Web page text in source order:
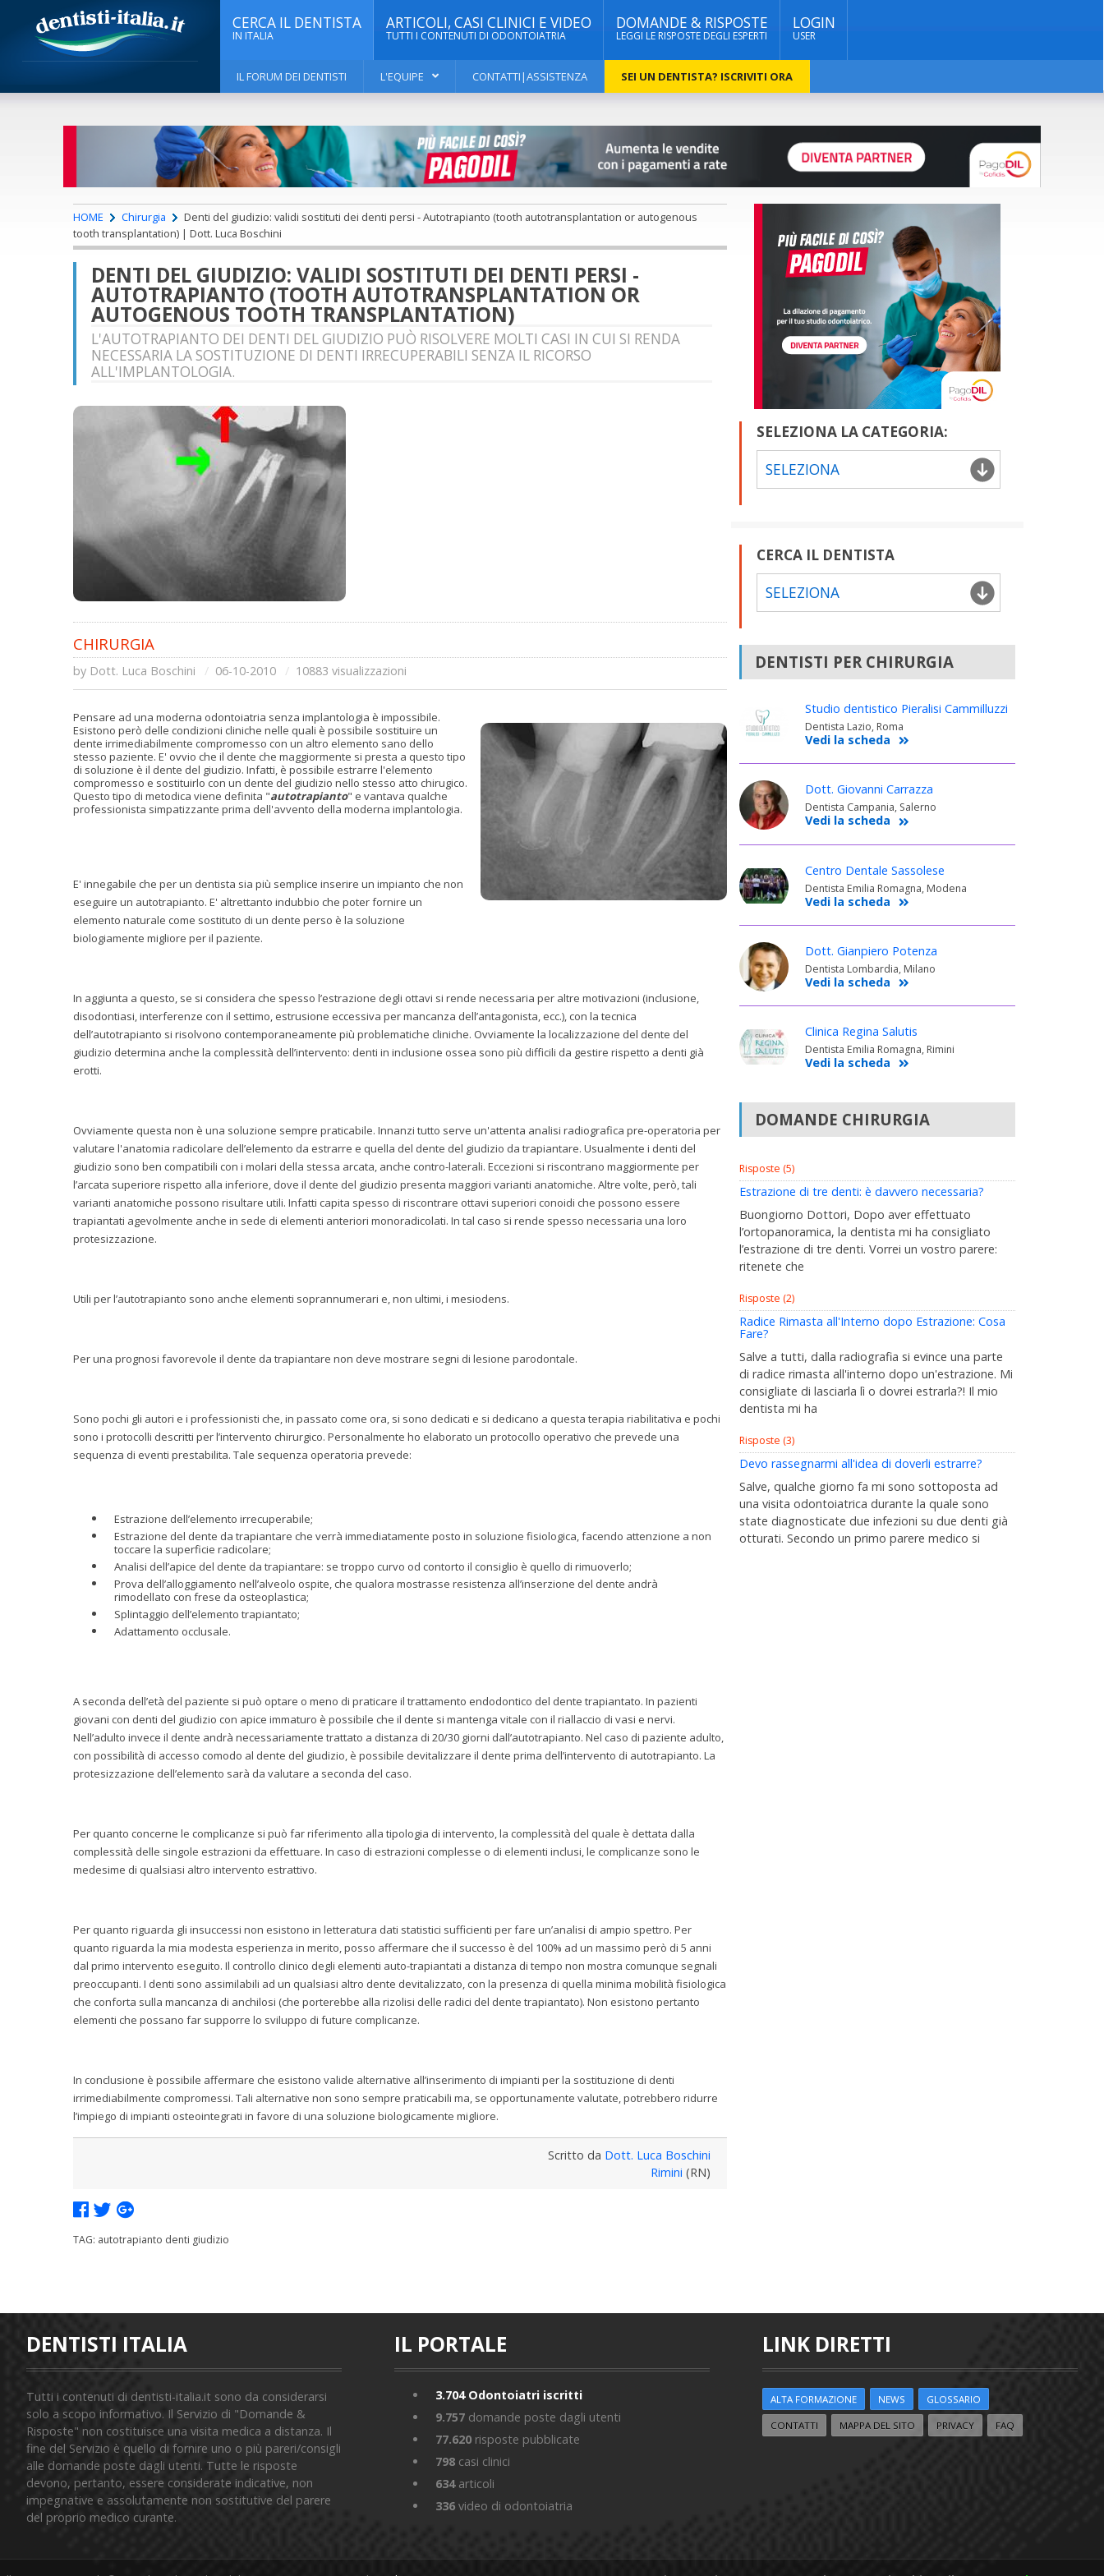
CERCA IL DENTISTA
IN ITALIA
ARTICOLI, CASI CLINICI E VIDEO
TUTTI I CONTENUTI DI ODONTOIATRIA
DOMANDE & RISPOSTE
LEGGI LE RISPOSTE DEGLI ESPERTI
LOGIN
USER
IL FORUM DEI DENTISTI L'EQUIPE CONTATTI|ASSISTENZA SEI UN DENTISTA? ISCRIVITI ORA
HOME Chirurgia
Denti del giudizio: validi sostituti dei denti persi - Autotrapianto (tooth autotransplantation or autogenous
tooth transplantation) | Dott. Luca Boschini
DENTI DEL GIUDIZIO: VALIDI SOSTITUTI DEI DENTI PERSI -
AUTOTRAPIANTO (TOOTH AUTOTRANSPLANTATION OR
AUTOGENOUS TOOTH TRANSPLANTATION)
L'AUTOTRAPIANTO DEI DENTI DEL GIUDIZIO PUÒ RISOLVERE MOLTI CASI IN CUI SI RENDA
NECESSARIA LA SOSTITUZIONE DI DENTI IRRECUPERABILI SENZA IL RICORSO
ALL'IMPLANTOLOGIA.
CHIRURGIA
by Dott. Luca Boschini 06-10-2010 10883 visualizzazioni
Pensare ad una moderna odontoiatria senza implantologia è impossibile.
Esistono però delle condizioni cliniche nelle quali è possibile sostituire un
dente irrimediabilmente compromesso con un altro elemento sano dello
stesso paziente. E' ovvio che il dente che maggiormente si presta a questo tipo
di soluzione è il dente del giudizio. Infatti, è possibile estrarre l'elemento
compromesso e sostituirlo con un dente del giudizio nello stesso atto chirugico.
Questo tipo di metodica viene definita "autotrapianto" e vantava qualche
professionista simpatizzante prima dell'avvento della moderna implantologia.
E' innegabile che per un dentista sia più semplice inserire un impianto che non
eseguire un autotrapianto. E' altrettanto indubbio che poter fornire un
elemento naturale come sostituto di un dente perso è la soluzione
biologiamente migliore per il paziente.
In aggiunta a questo, se si considera che spesso l’estrazione degli ottavi si rende necessaria per altre motivazioni (inclusione,
disodontiasi, interferenze con il settimo, estrusione eccessiva per mancanza dell’antagonista, ecc.), con la tecnica
dell’autotrapianto si risolvono contemporaneamente più problematiche cliniche. Ovviamente la localizzazione del dente del
giudizio determina anche la complessità dell’intervento: denti in inclusione ossea sono più difficili da gestire rispetto a denti già
erotti.
Ovviamente questa non è una soluzione sempre praticabile. Innanzi tutto serve un'attenta analisi radiografica pre-operatoria per
valutare l'anatomia radicolare dell’elemento da estrarre e quella del dente del giudizio da trapiantare. Usualmente i denti del
giudizio sono ben compatibili con i molari della stessa arcata, anche contro-laterali. Eccezioni si riscontrano maggiormente per
l’arcata superiore rispetto alla inferiore, dove il dente del giudizio presenta maggiori varianti anatomiche. Altre volte, però, tali
varianti anatomiche possono risultare utili. Infatti capita spesso di riscontrare ottavi superiori conoidi che possono essere
trapiantati agevolmente anche in sede di elementi anteriori monoradicolati. In tal caso si rende spesso necessaria una loro
protesizzazione.
Utili per l’autotrapianto sono anche elementi soprannumerari e, non ultimi, i mesiodens.
Per una prognosi favorevole il dente da trapiantare non deve mostrare segni di lesione parodontale.
Sono pochi gli autori e i professionisti che, in passato come ora, si sono dedicati e si dedicano a questa terapia riabilitativa e pochi
sono i protocolli descritti per l’intervento chirurgico. Personalmente ho elaborato un protocollo operativo che prevede una
sequenza di eventi prestabilita. Tale sequenza operatoria prevede:
Estrazione dell’elemento irrecuperabile;
Estrazione del dente da trapiantare che verrà immediatamente posto in soluzione fisiologica, facendo attenzione a non
toccare la superficie radicolare;
Analisi dell’apice del dente da trapiantare: se troppo curvo od contorto il consiglio è quello di rimuoverlo;
Prova dell’alloggiamento nell’alveolo ospite, che qualora mostrasse resistenza all’inserzione del dente andrà
rimodellato con frese da osteoplastica;
Splintaggio dell’elemento trapiantato;
Adattamento occlusale.
A seconda dell’età del paziente si può optare o meno di praticare il trattamento endodontico del dente trapiantato. In pazienti
giovani con denti del giudizio con apice immaturo è possibile che il dente si mantenga vitale con il riallaccio di vasi e nervi.
Nell’adulto invece il dente andrà necessariamente trattato a distanza di 20/30 giorni dall’autotrapianto. Nel caso di paziente adulto,
con possibilità di accesso comodo al dente del giudizio, è possibile devitalizzare il dente prima dell’intervento di autotrapianto. La
protesizzazione dell’elemento sarà da valutare a seconda del caso.
Per quanto concerne le complicanze si può far riferimento alla tipologia di intervento, la complessità del quale è dettata dalla
complessità delle singole estrazioni da effettuare. In caso di estrazioni complesse o di elementi inclusi, le complicanze sono le
medesime di qualsiasi altro intervento estrattivo.
Per quanto riguarda gli insuccessi non esistono in letteratura dati statistici sufficienti per fare un’analisi di ampio spettro. Per
quanto riguarda la mia modesta esperienza in merito, posso affermare che il successo è del 100% ad un massimo però di 5 anni
dal primo intervento eseguito. Il controllo clinico degli elementi auto-trapiantati a distanza di tempo non mostra comunque segnali
preoccupanti. I denti sono assimilabili ad un qualsiasi altro dente devitalizzato, con la presenza di quella minima mobilità fisiologica
che conforta sulla mancanza di anchilosi (che porterebbe alla rizolisi delle radici del dente trapiantato). Non esistono pertanto
elementi che possano far supporre lo sviluppo di future complicanze.
In conclusione è possibile affermare che esistono valide alternative all’inserimento di impianti per la sostituzione di denti
irrimediabilmente compromessi. Tali alternative non sono sempre praticabili ma, se opportunamente valutate, potrebbero ridurre
l’impiego di impianti osteointegrati in favore di una soluzione biologicamente migliore.
Scritto da Dott. Luca Boschini
Rimini (RN)
TAG: autotrapianto denti giudizio
SELEZIONA LA CATEGORIA:
SELEZIONA
CERCA IL DENTISTA
SELEZIONA
DENTISTI PER CHIRURGIA
Studio dentistico Pieralisi Cammilluzzi
Dentista Lazio, Roma
Vedi la scheda
Dott. Giovanni Carrazza
Dentista Campania, Salerno
Vedi la scheda
Centro Dentale Sassolese
Dentista Emilia Romagna, Modena
Vedi la scheda
Dott. Gianpiero Potenza
Dentista Lombardia, Milano
Vedi la scheda
Clinica Regina Salutis
Dentista Emilia Romagna, Rimini
Vedi la scheda
DOMANDE CHIRURGIA
Risposte (5)
Estrazione di tre denti: è davvero necessaria?
Buongiorno Dottori, Dopo aver effettuato
l’ortopanoramica, la dentista mi ha consigliato
l’estrazione di tre denti. Vorrei un vostro parere:
ritenete che
Risposte (2)
Radice Rimasta all'Interno dopo Estrazione: Cosa
Fare?
Salve a tutti, dalla radiografia si evince una parte
di radice rimasta all'interno dopo un'estrazione. Mi
consigliate di lasciarla lì o dovrei estrarla?! Il mio
dentista mi ha
Risposte (3)
Devo rassegnarmi all'idea di doverli estrarre?
Salve, qualche giorno fa mi sono sottoposta ad
una visita odontoiatrica durante la quale sono
state diagnosticate due infezioni su due denti già
otturati. Secondo un primo parere medico si
DENTISTI ITALIA
Tutti i contenuti di dentisti-italia.it sono da considerarsi
solo a scopo informativo. Il Servizio di "Domande &
Risposte" non costituisce una visita medica a distanza. Il
fine del Servizio è quello di fornire uno o più pareri/consigli
alle domande poste dagli utenti. Tutte le risposte
devono, pertanto, essere considerate indicative, non
impegnative e assolutamente non sostitutive del parere
del proprio medico curante.
IL PORTALE
3.704Odontoiatri iscritti
9.757 domande poste dagli utenti
77.620 risposte pubblicate
798 casi clinici
634articoli
336 video di odontoiatria
LINK DIRETTI
ALTA FORMAZIONE NEWS GLOSSARIO
CONTATTI MAPPA DEL SITO PRIVACY FAQ